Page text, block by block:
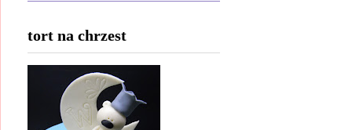
tort na chrzest